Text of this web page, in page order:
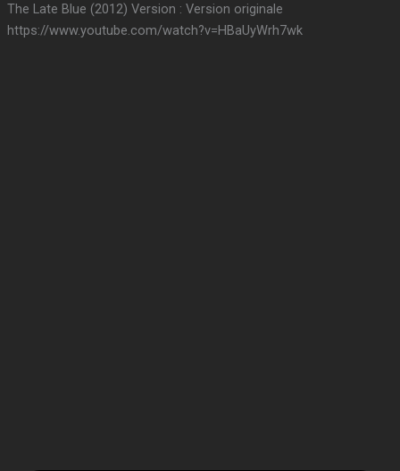
The Late Blue (2012) Version : Version originale
https://www.youtube.com/watch?v=HBaUyWrh7wk